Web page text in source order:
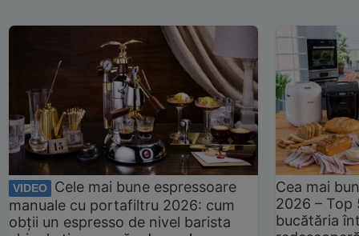
VIDEO
Cele mai bune espressoare
manuale cu portafiltru 2026: cum
obții un espresso de nivel barista
Cea mai
2026 –
bucătăria